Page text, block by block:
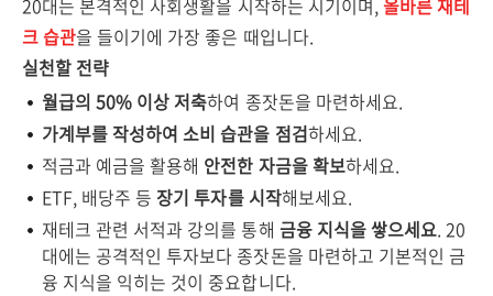
20대는 본격적인 사회생활을 시작하는 시기이며,올바른 재테
크 습관을 들이기에 가장 좋은 때입니다.
실천할 전략
월급의 50% 이상 저축하여 종잣돈을 마련하세요.
가계부를 작성하여 소비 습관을 점검하세요.
적금과 예금을 활용해 안전한 자금을 확보하세요.
ETF, 배당주 등 장기 투자를 시작해보세요.
재테크 관련 서적과 강의를 통해 금융 지식을 쌓으세요. 20
대에는 공격적인 투자보다 종잣돈을 마련하고 기본적인 금
융 지식을 익히는 것이 중요합니다.